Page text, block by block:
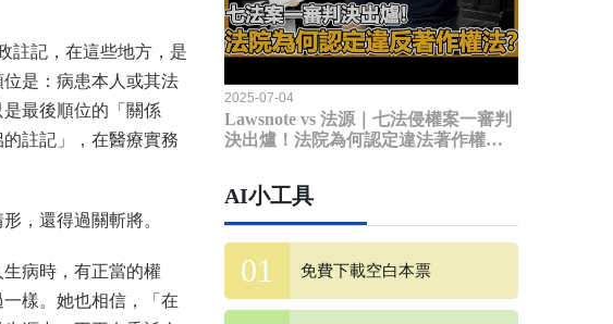
註記，在這些地方，是
是：病患本人或其法
最後順位的「關係
註記」，在醫療實務
，還得過關斬將。
病時，有正當的權
樣。她也相信，「在
2025-07-04
Lawsnote vs 法源｜七法侵權案一審判
決出爐！法院為何認定違法著作權
AI小工具
免費下載空白本票